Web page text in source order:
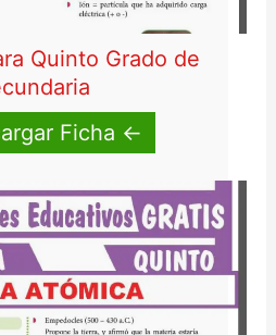
Quinto Grado de
Ficha ←